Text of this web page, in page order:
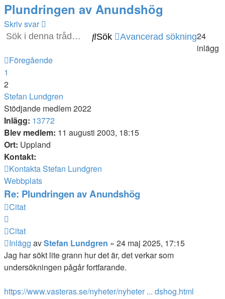
Plundringen av Anundshög
Skriv svar
Sök Avancerad sökning24
inlägg
Föregående
1
2
Stefan Lundgren
Stödjande medlem 2022
Inlägg: 13772
Blev medlem: 11 augusti 2003, 18:15
Ort: Uppland
Kontakt:
Kontakta Stefan Lundgren
Webbplats
Re: Plundringen av Anundshög
Citat
Citat
Inlägg avStefan Lundgren » 24 maj 2025, 17:15
Jag har sökt lite grann hur det är, det verkar som
undersökningen pågår fortfarande.
https://www.vasteras.se/nyheter/nyheter ... dshog.html